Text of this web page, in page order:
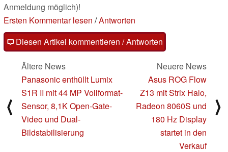
Anmeldung möglich)!
Ersten Kommentar lesen /Antworten
Diesen Artikel kommentieren / Antworten
⟨
Ältere News
Panasonic enthüllt Lumix
S1R II mit 44 MP Vollformat-
Sensor, 8,1K Open-Gate-
Video und Dual-
Bildstabilisierung
Neuere News
Asus ROG Flow
Z13 mit Strix Halo,
Radeon 8060S und
180 Hz Display
startet in den
Verkauf
⟩